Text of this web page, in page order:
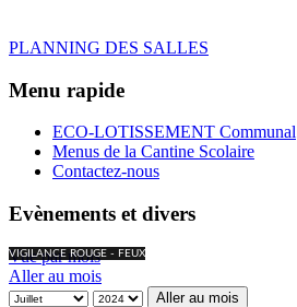
PLANNING DES SALLES
Menu rapide
ECO-LOTISSEMENT Communal
Menus de la Cantine Scolaire
Contactez-nous
Evènements et divers
VIGILANCE ROUGE - FEUX
Vue par mois
Aller au mois
Aller au mois